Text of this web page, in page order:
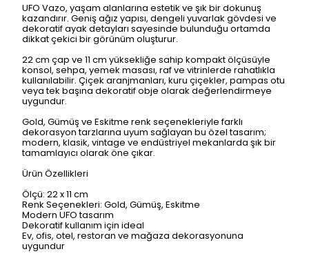
UFO Vazo, yaşam alanlarına estetik ve şık bir dokunuş
kazandırır. Geniş ağız yapısı, dengeli yuvarlak gövdesi ve
dekoratif ayak detayları sayesinde bulunduğu ortamda
dikkat çekici bir görünüm oluşturur.
22 cm çap ve 11 cm yüksekliğe sahip kompakt ölçüsüyle
konsol, sehpa, yemek masası, raf ve vitrinlerde rahatlıkla
kullanılabilir. Çiçek aranjmanları, kuru çiçekler, pampas otu
veya tek başına dekoratif obje olarak değerlendirmeye
uygundur.
Gold, Gümüş ve Eskitme renk seçenekleriyle farklı
dekorasyon tarzlarına uyum sağlayan bu özel tasarım;
modern, klasik, vintage ve endüstriyel mekanlarda şık bir
tamamlayıcı olarak öne çıkar.
Ürün Özellikleri
Ölçü: 22 x 11 cm
Renk Seçenekleri: Gold, Gümüş, Eskitme
Modern UFO tasarım
Dekoratif kullanım için ideal
Ev, ofis, otel, restoran ve mağaza dekorasyonuna
uygundur